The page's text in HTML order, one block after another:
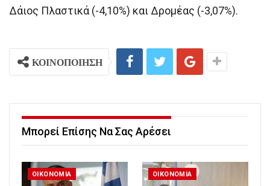
Δάιος Πλαστικά (-4,10%) και Δρομέας (-3,07%).
ΚΟΙΝΟΠΟΙΗΣΗ
Μπορεί Επίσης Να Σας Αρέσει
ΟΙΚΟΝΟΜΙΑ ΟΙΚΟΝΟΜΙΑ